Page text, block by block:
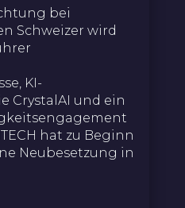
bei
Schweizer wird
KI-
CrystalAI und ein
hat zu Beginn
Neubesetzung in